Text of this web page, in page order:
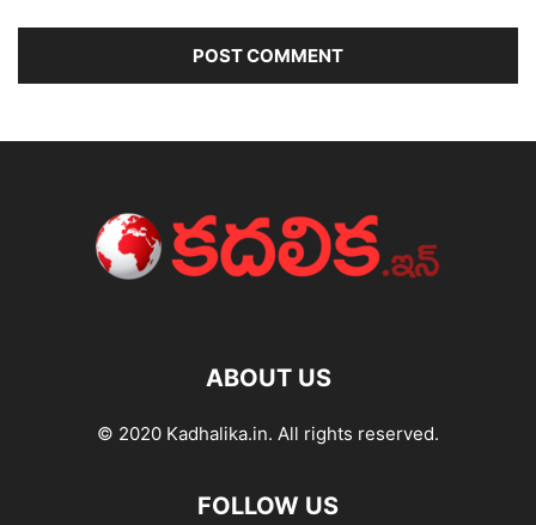
ABOUT US
© 2020 Kadhalika.in. All rights reserved.
FOLLOW US